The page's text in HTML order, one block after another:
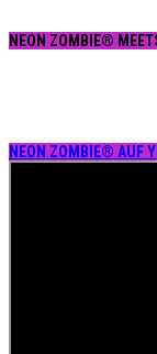
NEON ZOMBIE®
NEON ZOMBIE® AUF